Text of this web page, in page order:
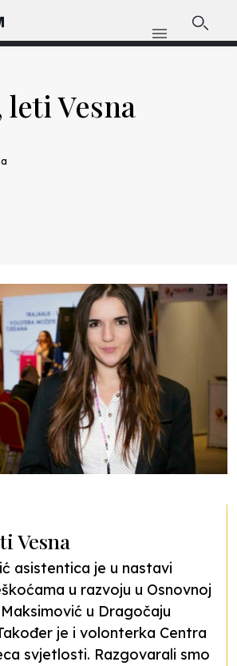
Vesna
Vesna
asistentica je u nastavi
u razvoju u Osnovnoj
u Dragočaju
je i volonterka Centra
svjetlosti. Razgovarali smo